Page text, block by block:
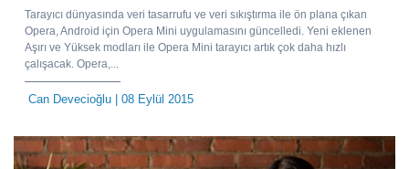
Tarayıcı dünyasında veri tasarrufu ve veri sıkıştırma ile ön plana çıkan
Opera, Android için Opera Mini uygulamasını güncelledi. Yeni eklenen
Aşırı ve Yüksek modları ile Opera Mini tarayıcı artık çok daha hızlı
çalışacak. Opera,...
Can Devecioğlu | 08 Eylül 2015